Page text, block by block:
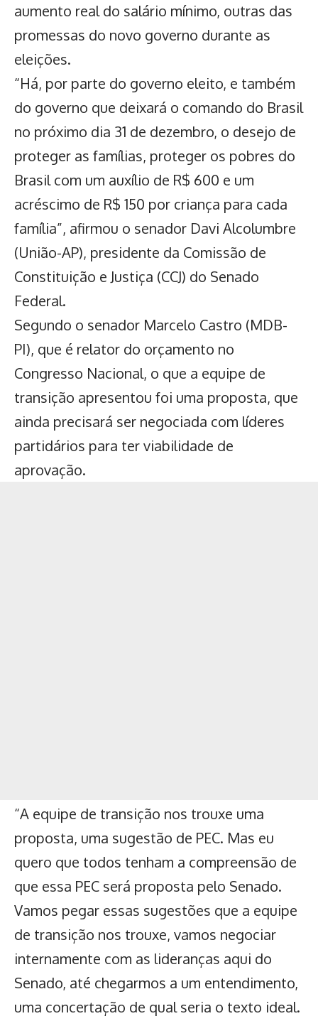
aumento real do salário mínimo, outras das
promessas do novo governo durante as
eleições.
“Há, por parte do governo eleito, e também
do governo que deixará o comando do Brasil
no próximo dia 31 de dezembro, o desejo de
proteger as famílias, proteger os pobres do
Brasil com um auxílio de R$ 600 e um
acréscimo de R$ 150 por criança para cada
família”, afirmou o senador Davi Alcolumbre
(União-AP), presidente da Comissão de
Constituição e Justiça (CCJ) do Senado
Federal.
Segundo o senador Marcelo Castro (MDB-
PI), que é relator do orçamento no
Congresso Nacional, o que a equipe de
transição apresentou foi uma proposta, que
ainda precisará ser negociada com líderes
partidários para ter viabilidade de
aprovação.
“A equipe de transição nos trouxe uma
proposta, uma sugestão de PEC. Mas eu
quero que todos tenham a compreensão de
que essa PEC será proposta pelo Senado.
Vamos pegar essas sugestões que a equipe
de transição nos trouxe, vamos negociar
internamente com as lideranças aqui do
Senado, até chegarmos a um entendimento,
uma concertação de qual seria o texto ideal.